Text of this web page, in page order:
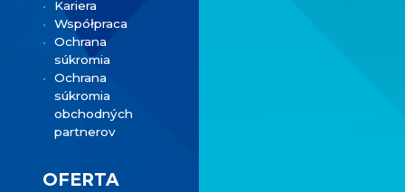
Kariera
Współpraca
Ochrana
súkromia
Ochrana
súkromia
obchodných
partnerov
OFERTA